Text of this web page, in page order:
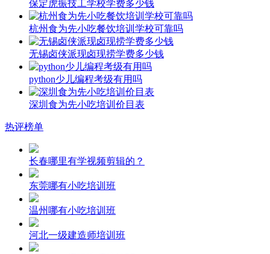
保定虎振技工学校学费多少钱
杭州食为先小吃餐饮培训学校可靠吗
无锡卤侠派现卤现捞学费多少钱
python少儿编程考级有用吗
深圳食为先小吃培训价目表
热评榜单
长春哪里有学视频剪辑的？
东莞哪有小吃培训班
温州哪有小吃培训班
河北一级建造师培训班